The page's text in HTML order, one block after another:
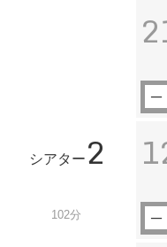
シアター 2
102分